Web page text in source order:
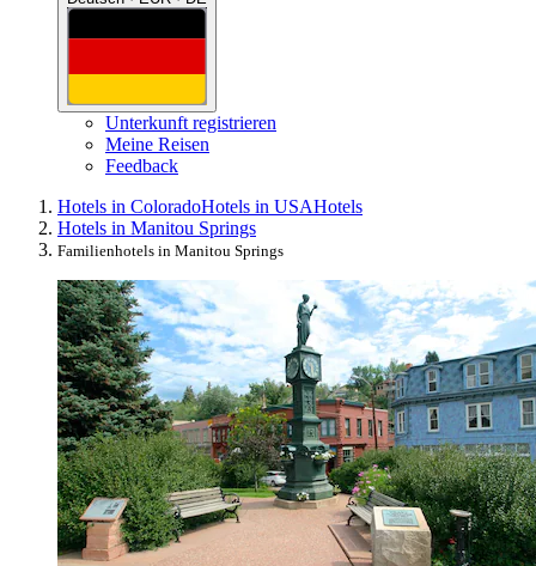
Unterkunft registrieren
Meine Reisen
Feedback
Hotels in ColoradoHotels in USAHotels
Hotels in Manitou Springs
Familienhotels in Manitou Springs